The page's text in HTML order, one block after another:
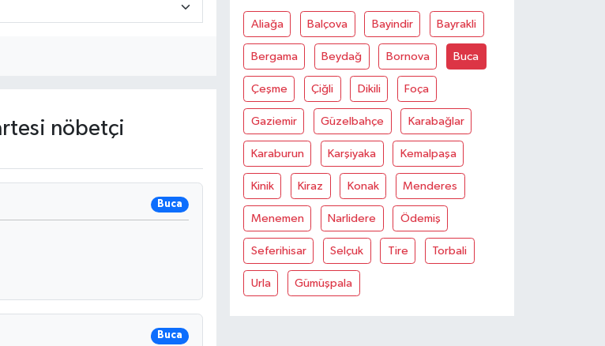
nöbetçi
Buca
Buca
Aliağa Balçova Bayindir Bayrakli
Bergama Beydağ Bornova Buca
Çeşme Çiğli Dikili Foça
Gaziemir Güzelbahçe Karabağlar
Karaburun Karşiyaka Kemalpaşa
Kinik Kiraz Konak Menderes
Menemen Narlidere Ödemiş
Seferihisar Selçuk Tire Torbali
Urla Gümüşpala